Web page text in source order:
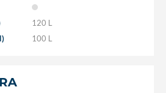
120 L
100 L